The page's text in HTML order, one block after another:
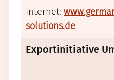
Internet:
solutions.de
Exportinitiative